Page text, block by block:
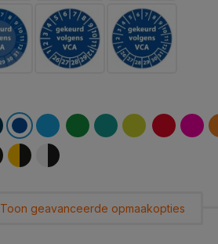
Toon geavanceerde opmaakopties